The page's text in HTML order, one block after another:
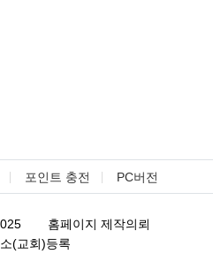
포인트 충전 PC버전
홈페이지 제작의뢰
(교회)등록